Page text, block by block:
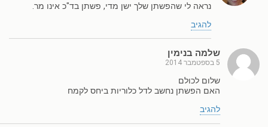
נראה לי שהפשתן שלך ישן מדי, פשתן בד"כ אינו מר.
להגיב
שלמה בנימין
5 בספטמבר 2014
שלום לכולם
האם הפשתן נחשב לדל כלוריות ביחס לקמח
להגיב